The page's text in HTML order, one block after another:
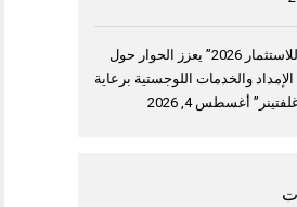
“منتدى الشارقة للاستثمار 2026” يعزز الحوار حول
والخدمات اللوجستية برعاية
أغسطس 4, 2026